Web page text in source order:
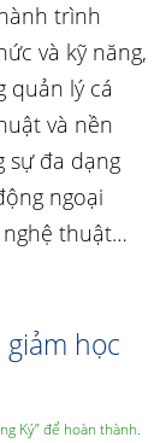
trình
và kỹ năng,
quản lý cá
và nền
sự đa dạng
ngoại
thuật…
học
Ký” để hoàn thành.